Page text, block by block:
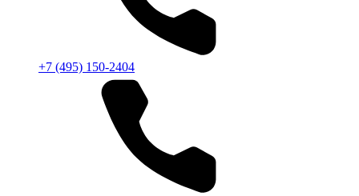
+7 (495) 150-2404